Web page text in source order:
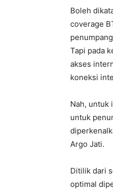
Boleh
coverage
Tapi pada
akses
koneksi
Nah, untuk
untuk
Argo Jati.
Ditilik dari
optimal